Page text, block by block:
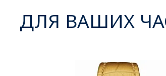
ДЛЯ ВАШИХ